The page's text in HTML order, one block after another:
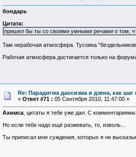
бондарь
Цитата:
пришел бы ты со своими умными речами о том,
Там нерабочая атмосфера. Тусовка
Рабочая атмосфера достигается только на
Re: Парадигма даосизма и дзена, как
« Ответ #71 : 05 Сентября 2010, 11:47:00 »
Ахимса, цитаты я тебе уже дал. С
Но если тебе надо ещё разжевать, то, изволь...
Ты приписал мне суждения, которых я не